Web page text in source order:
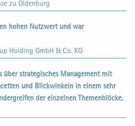
zu Oldenburg
hohen Nutzwert und war
Holding GmbH & Co. KG
über strategisches Management mit
und Blickwinkeln in einem sehr
der einzelnen Themenblöcke.